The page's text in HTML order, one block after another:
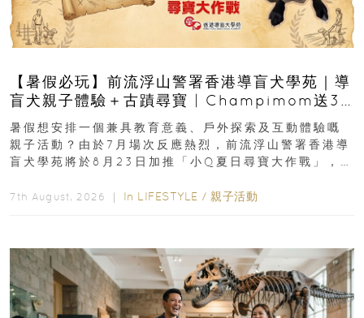
【暑假必玩】前流浮山警署香港導盲犬學苑｜導
盲犬親子體驗＋古蹟尋寶 | Champimom送3
組免費名額
暑假想安排一個兼具教育意義、戶外探索及互動體驗嘅
親子活動？由於7月場次反應熱烈，前流浮山警署香港導
盲犬學苑將於8月23日加推「小Q夏日尋寶大作戰」，家
7th August, 2026 ｜ In LIFESTYLE / 親子活動